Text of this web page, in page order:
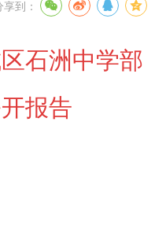
享到：
石洲中学部
报告